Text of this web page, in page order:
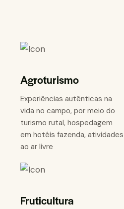
Agroturismo
Experiências autênticas na
vida no campo, por meio do
turismo rutal, hospedagem
em hotéis fazenda, atividades
ao ar livre
Fruticultura